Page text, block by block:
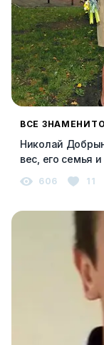
ВСЕ
Николай
вес, его семья
606 11